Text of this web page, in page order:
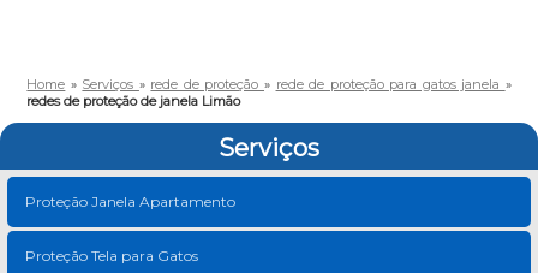
Home » Serviços » rede de proteção » rede de proteção para gatos janela »
redes de proteção de janela Limão
Serviços
Proteção Janela Apartamento
Proteção Tela para Gatos